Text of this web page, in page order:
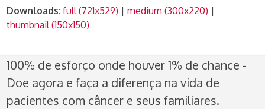
Downloads:full (721x529) |medium (300x220) |
thumbnail (150x150)
100% de esforço onde houver 1% de chance -
Doe agora e faça a diferença na vida de
pacientes com câncer e seus familiares.